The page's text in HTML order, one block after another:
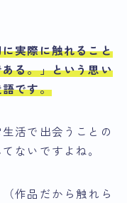
実際に触れること
る。」という思い
です。
活で出会うことの
ないですよね。
作品だから触れら